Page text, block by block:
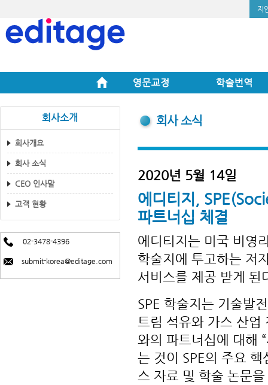
지
회사소개
회사개요
회사 소식
CEO 인사말
고객 현황
02-3478-4396
submit-korea@editage.com
회사 소식
2020년 5월 14일
에디티지,
파트너십 체결
에디티지는 미국 비영
학술지에 투고하는 저
서비스를 제공 받게 된
SPE 학술지는 기술발
트림 석유와 가스 산
와의 파트너십에 대해
는 것이 SPE의 주요
스 자료 및 학술 논문